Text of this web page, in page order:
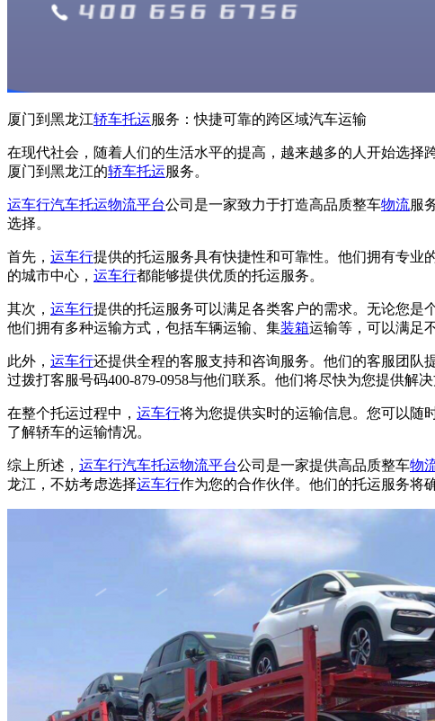
厦门到黑龙江轿车托运服务：快捷可靠的跨区域汽车运输
在现代社会，随着人们的生活水平的提高，越来越多的人开始选择
厦门到黑龙江的轿车托运服务。
运车行汽车托运物流平台公司是一家致力于打造高品质整车物流服
选择。
首先， 运车行提供的托运服务具有快捷性和可靠性。他们拥有专业
的城市中心， 运车行都能够提供优质的托运服务。
其次， 运车行提供的托运服务可以满足各类客户的需求。无论您是
他们拥有多种运输方式，包括车辆运输、集装箱运输等，可以满足
此外， 运车行还提供全程的客服支持和咨询服务。他们的客服团队
过拨打客服号码400-879-0958与他们联系。他们将尽快为您提供解
在整个托运过程中， 运车行将为您提供实时的运输信息。您可以随
了解轿车的运输情况。
综上所述， 运车行汽车托运物流平台公司是一家提供高品质整车物
龙江，不妨考虑选择运车行作为您的合作伙伴。他们的托运服务将